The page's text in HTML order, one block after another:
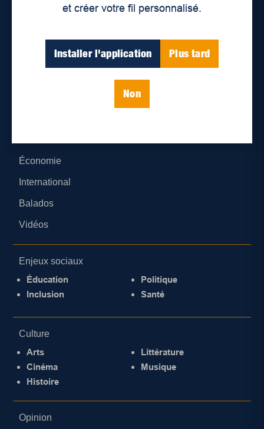
et créer votre fil personnalisé.
Installer l'application Plus tard
Non
Économie
International
Balados
Vidéos
Enjeux sociaux
Éducation
Inclusion
Politique
Santé
Culture
Arts
Cinéma
Histoire
Littérature
Musique
Opinion